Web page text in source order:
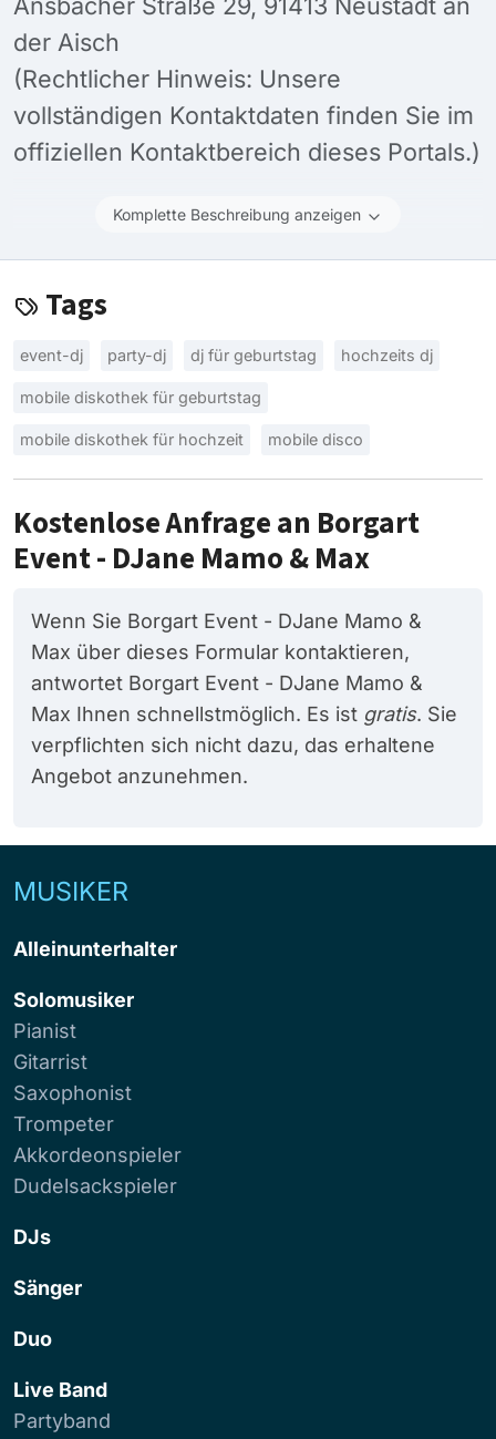
Ansbacher Straße 29, 91413 Neustadt an
der Aisch
(Rechtlicher Hinweis: Unsere
vollständigen Kontaktdaten finden Sie im
offiziellen Kontaktbereich dieses Portals.)
Komplette Beschreibung anzeigen
Tags
event-dj party-dj dj für geburtstag hochzeits dj
mobile diskothek für geburtstag
mobile diskothek für hochzeit mobile disco
Kostenlose Anfrage an Borgart
Event - DJane Mamo & Max
Wenn Sie Borgart Event - DJane Mamo &
Max über dieses Formular kontaktieren,
antwortet Borgart Event - DJane Mamo &
Max Ihnen schnellstmöglich. Es ist gratis. Sie
verpflichten sich nicht dazu, das erhaltene
Angebot anzunehmen.
MUSIKER
Alleinunterhalter
Solomusiker
Pianist
Gitarrist
Saxophonist
Trompeter
Akkordeonspieler
Dudelsackspieler
DJs
Sänger
Duo
Live Band
Partyband